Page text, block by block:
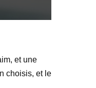
et une
choisis, et le